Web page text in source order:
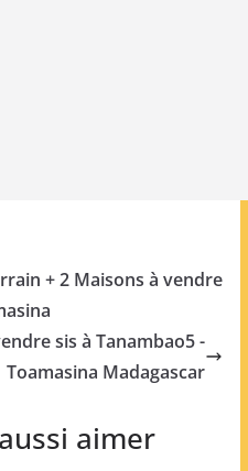
+ 2 Maisons à vendre
sis à Tanambao5 -
Toamasina Madagascar
aimer